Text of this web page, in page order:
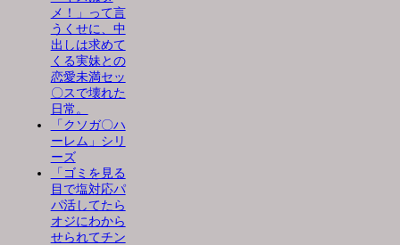
メ！」って言
うくせに、中
出しは求めて
くる実妹との
恋愛未満セッ
〇スで壊れた
日常。
「クソガ〇ハ
ーレム」シリ
ーズ
「ゴミを見る
目で塩対応パ
パ活してたら
オジにわから
せられてチン